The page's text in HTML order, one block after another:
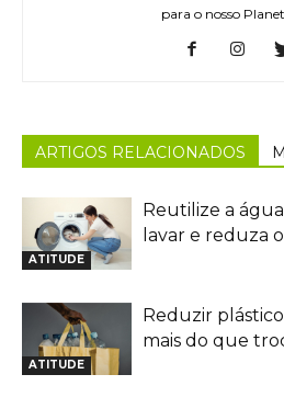
para o nosso
ARTIGOS RELACIONADOS
ATITUDE
Reutilize a
lavar e reduza
ATITUDE
Reduzir
mais do que